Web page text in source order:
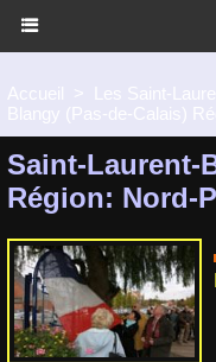
Saint-Laurent-
Région: Nord-